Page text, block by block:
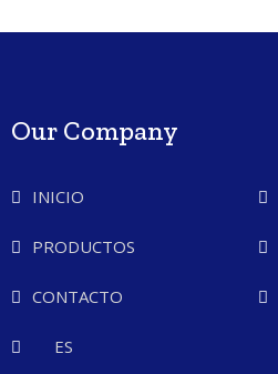
Our Company
INICIO
PRODUCTOS
CONTACTO
ES